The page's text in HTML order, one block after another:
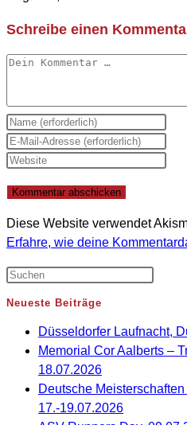
Schreibe einen
Kommentar
Gib
deinen
Namen
Benutzernamen
zum
Kommentieren
Gib
deine
Mail-
Adresse
zum
ein
Gib
Website-
URL
ein
Diese Website verwendet
Erfahre, wie deine
Neueste Beiträge
Düsseldorfer Laufnacht,
Memorial Cor Aalberts –
18.07.2026
Deutsche
17.-19.07.2026